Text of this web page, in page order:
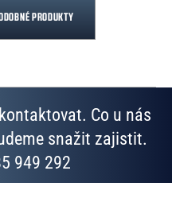
PRODUKTY
Co u nás
snažit zajistit.
949 292